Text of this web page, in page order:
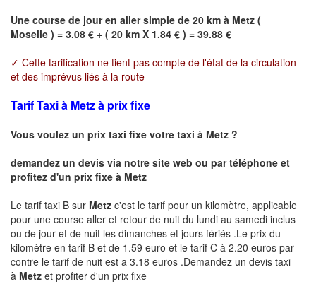
Une course de jour en aller simple de 20 km à Metz (
Moselle ) = 3.08 € + ( 20 km X 1.84 € ) = 39.88 €
✓ Cette tarification ne tient pas compte de l'état de la circulation
et des imprévus liés à la route
Tarif Taxi à Metz à prix fixe
Vous voulez un prix taxi fixe votre taxi à Metz ?
demandez un devis via notre site web ou par téléphone et
profitez d'un prix fixe à Metz
Le tarif taxi B sur Metz c'est le tarif pour un kilomètre, applicable
pour une course aller et retour de nuit du lundi au samedi inclus
ou de jour et de nuit les dimanches et jours fériés .Le prix du
kilomètre en tarif B et de 1.59 euro et le tarif C à 2.20 euros par
contre le tarif de nuit est a 3.18 euros .Demandez un devis taxi
à Metz et profiter d'un prix fixe